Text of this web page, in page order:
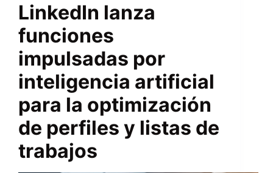
LinkedIn lanza
funciones
impulsadas por
inteligencia artificial
para la optimización
de perfiles y listas de
trabajos